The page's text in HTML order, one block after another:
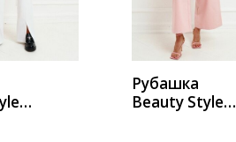
Рубашка
Beauty Style